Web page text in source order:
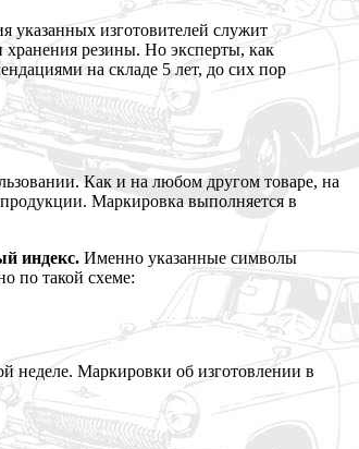
изготовителей служит
хранения резины. Но эксперты, как
на складе 5 лет, до сих пор
Как и на любом другом товаре, на
Маркировка выполняется в
индекс. Именно указанные символы
по такой схеме:
неделе. Маркировки об изготовлении в